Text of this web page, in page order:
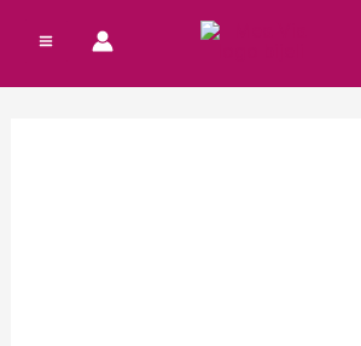
sadržaj
Total: